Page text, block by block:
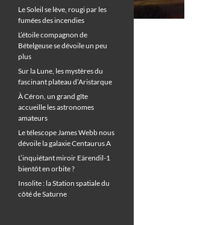
Le Soleil se lève, rougi par les
fumées des incendies
L’étoile compagnon de
Bételgeuse se dévoile un peu
plus
Sur la Lune, les mystères du
fascinant plateau d’Aristarque
À Céron, un grand gîte
accueille les astronomes
amateurs
Le télescope James Webb nous
dévoile la galaxie Centaurus A
L’inquiétant miroir Eärendil-1
bientôt en orbite ?
Insolite : la Station spatiale du
côté de Saturne